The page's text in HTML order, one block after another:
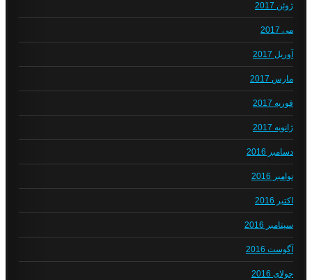
ژوئن 2017
می 2017
آوریل 2017
مارس 2017
فوریه 2017
ژانویه 2017
دسامبر 2016
نوامبر 2016
اکتبر 2016
سپتامبر 2016
آگوست 2016
جولای 2016